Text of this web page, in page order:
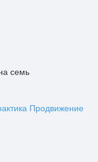
семь
Продвижение